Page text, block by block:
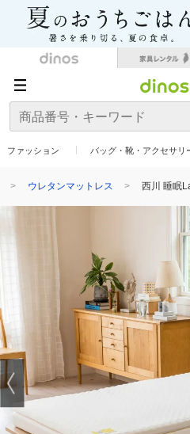
ファッション バッグ・靴・アクセサリ
ウレタンマットレス 西川 睡眠